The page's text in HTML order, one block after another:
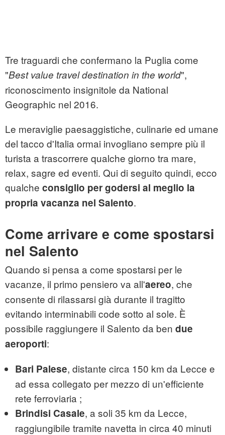
Tre traguardi che confermano la Puglia come
"Best value travel destination in the world",
riconoscimento insignitole da National
Geographic nel 2016.
Le meraviglie paesaggistiche, culinarie ed umane
del tacco d'Italia ormai invogliano sempre più il
turista a trascorrere qualche giorno tra mare,
relax, sagre ed eventi. Qui di seguito quindi, ecco
qualche consiglio per godersi al meglio la
propria vacanza nel Salento.
Come arrivare e come spostarsi
nel Salento
Quando si pensa a come spostarsi per le
vacanze, il primo pensiero va all'aereo, che
consente di rilassarsi già durante il tragitto
evitando interminabili code sotto al sole. È
possibile raggiungere il Salento da ben due
aeroporti:
Bari Palese, distante circa 150 km da Lecce e
ad essa collegato per mezzo di un'efficiente
rete ferroviaria ;
Brindisi Casale, a soli 35 km da Lecce,
raggiungibile tramite navetta in circa 40 minuti